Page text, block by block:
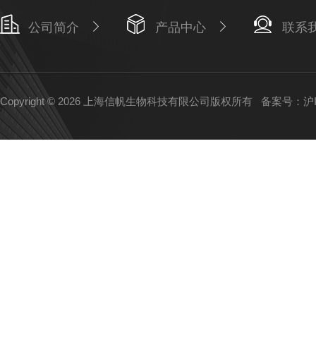
公司简介 产品中心 联系
Copyright © 2026 上海信帆生物科技有限公司版权所有 备案号：